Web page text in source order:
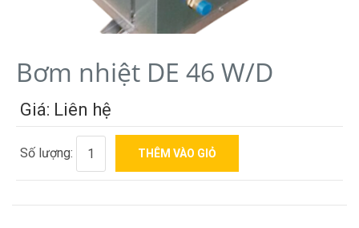
Bơm nhiệt DE 46 W/D
Giá: Liên hệ
Số lượng: